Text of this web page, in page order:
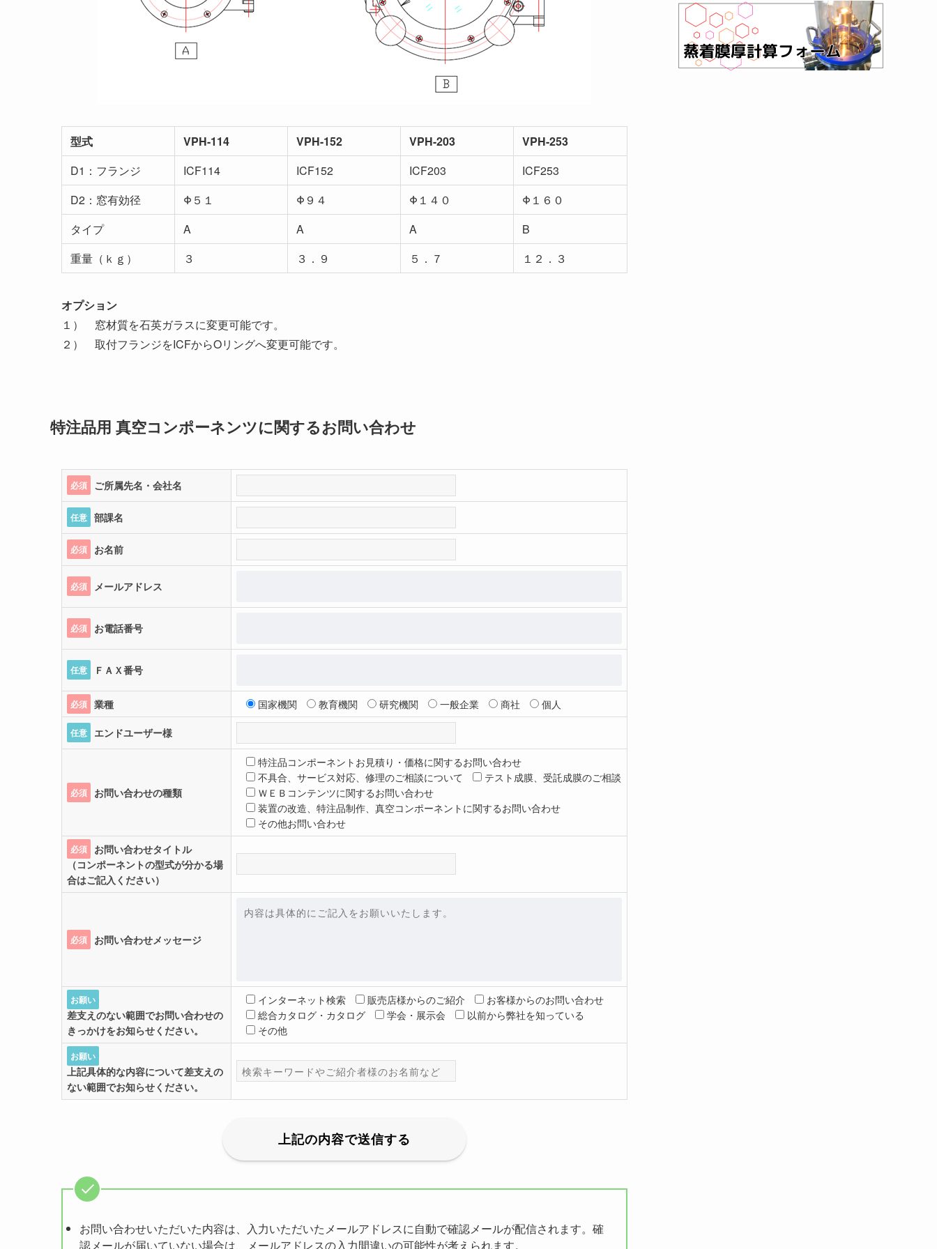
型式 VPH-114 VPH-152 VPH-203
VPH-253
D1：フランジ
ICF114 ICF152 ICF203
ICF253
D2：窓有効径
Φ５１ Φ９４ Φ１４０
Φ１６０
タイプ
A A A
B
重量（ｋｇ）
３ ３．９ ５．７ １２．３
オプション
１） 窓材質を石英ガラスに変更可能です。
２） 取付フランジをICFからOリングへ変更可能です。
特注品用 真空コンポーネンツに関するお問い合わせ
必須 ご所属先名・会社名
任意 部課名
必須 お名前
必須 メールアドレス
必須 お電話番号
任意 ＦＡＸ番号
必須 業種 国家機関 教育機関 研究機関 一般企業 商社 個人
任意 エンドユーザー様
必須 お問い合わせの種類
特注品コンポーネントお見積り・価格に関するお問い合わせ
不具合、サービス対応、修理のご相談について
テスト成膜、受託成膜のご相談
ＷＥＢコンテンツに関するお問い合わせ
装置の改造、特注品制作、真空コンポーネントに関するお問い合わせ
その他お問い合わせ
必須
お問い合わせタイトル
（コンポーネントの型式が分かる場
合はご記入ください）
必須 お問い合わせメッセージ
お願い
差支えのない範囲でお問い合わせの
きっかけをお知らせください。
インターネット検索 販売店様からのご紹介
お客様からのお問い合わせ
総合カタログ・カタログ
学会・展示会
以前から弊社を知っている
その他
お願い
上記具体的な内容について差支えの
ない範囲でお知らせください。
お問い合わせいただいた内容は、入力いただいたメールアドレスに自動で確認メールが配信されます。確
認メールが届いていない場合は、メールアドレスの入力間違いの可能性が考えられます。